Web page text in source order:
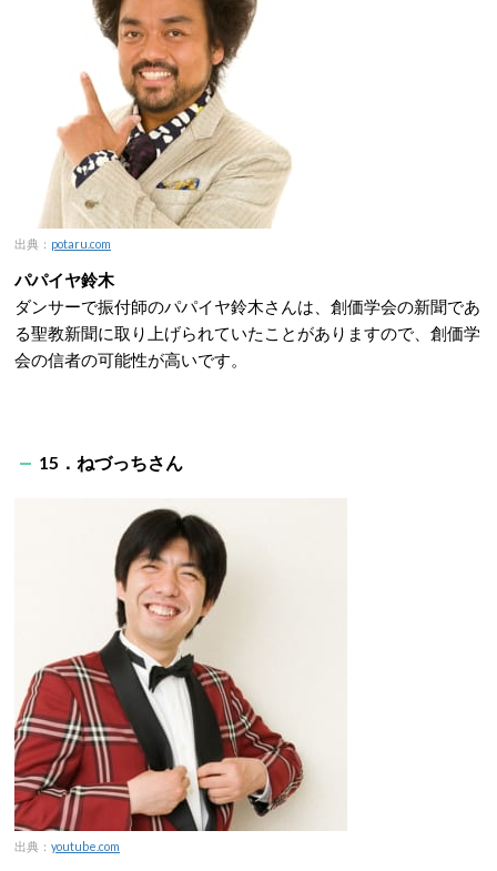
出典： potaru.com
パパイヤ鈴木
ダンサーで振付師のパパイヤ鈴木さんは、創価学会の新聞であ
る聖教新聞に取り上げられていたことがありますので、創価学
会の信者の可能性が高いです。
15．ねづっちさん
出典： youtube.com